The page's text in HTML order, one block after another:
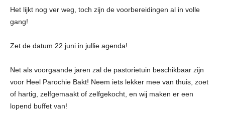
Het lijkt nog ver weg, toch zijn de voorbereidingen al in volle
gang!
Zet de datum 22 juni in jullie agenda!
Net als voorgaande jaren zal de pastorietuin beschikbaar zijn
voor Heel Parochie Bakt! Neem iets lekker mee van thuis, zoet
of hartig, zelfgemaakt of zelfgekocht, en wij maken er een
lopend buffet van!